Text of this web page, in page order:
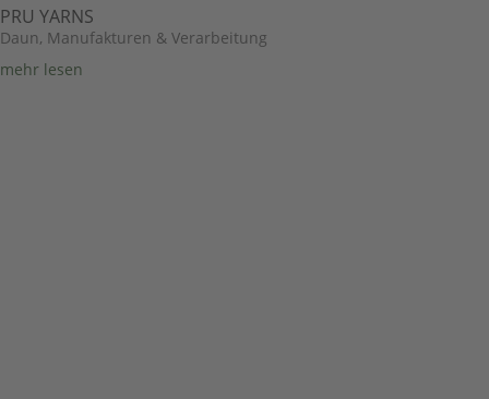
PRU YARNS
Daun, Manufakturen & Verarbeitung
mehr lesen